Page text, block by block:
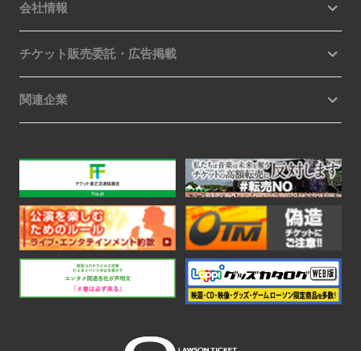
会社情報
チケット販売委託・広告掲載
関連企業